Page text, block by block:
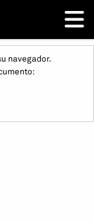
navegador.